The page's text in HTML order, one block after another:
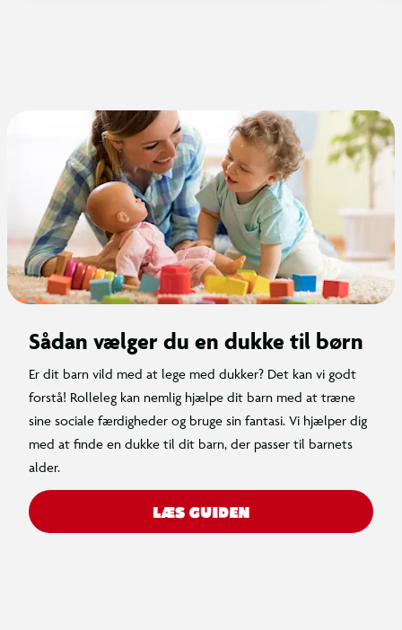
Sådan vælger du en dukke til børn
Er dit barn vild med at lege med dukker? Det kan vi godt
forstå! Rolleleg kan nemlig hjælpe dit barn med at træne
sine sociale færdigheder og bruge sin fantasi. Vi hjælper dig
med at finde en dukke til dit barn, der passer til barnets
alder.
LÆS GUIDEN